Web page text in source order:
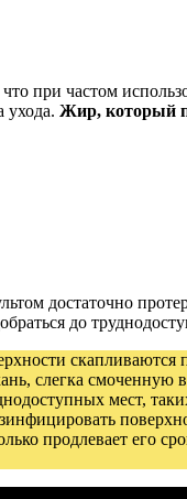
при частом
ухода. Жир, который
достаточно
до
слегка
мест,
продлевает его